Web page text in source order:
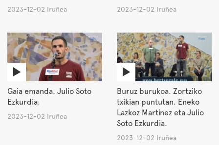
2023-12-02 Iruñea 2023-12-02 Iruñea
Gaia emanda. Julio Soto
Ezkurdia.
2023-12-02 Iruñea
Buruz burukoa. Zortziko
txikian puntutan. Eneko
Lazkoz Martinez eta Julio
Soto Ezkurdia.
2023-12-02 Iruñea